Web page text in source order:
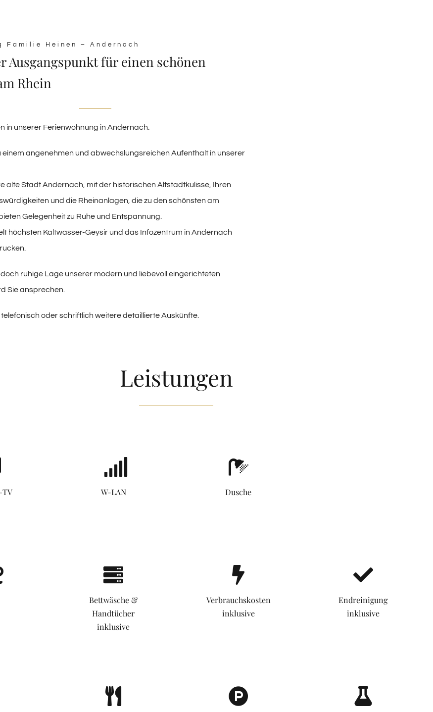
Familie Heinen – Andernach
Ausgangspunkt für einen schönen
Rhein
in unserer Ferienwohnung in Andernach.
einem angenehmen und abwechslungsreichen Aufenthalt in unserer
alte Stadt Andernach, mit der historischen Altstadtkulisse, Ihren
und die Rheinanlagen, die zu den schönsten am
Gelegenheit zu Ruhe und Entspannung.
höchsten Kaltwasser-Geysir und das Infozentrum in Andernach
ruhige Lage unserer modern und liebevoll eingerichteten
Sie ansprechen.
oder schriftlich weitere detaillierte Auskünfte.
Leistungen
W-LAN Dusche
Bettwäsche &
Handtücher
inklusive
Verbrauchskosten
inklusive
Endreinigung
inklusive